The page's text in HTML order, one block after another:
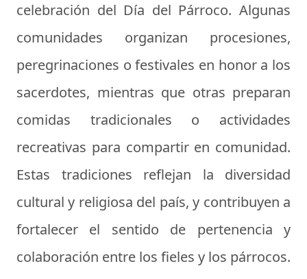
celebración del Día del Párroco. Algunas
comunidades organizan procesiones,
peregrinaciones o festivales en honor a los
sacerdotes, mientras que otras preparan
comidas tradicionales o actividades
recreativas para compartir en comunidad.
Estas tradiciones reflejan la diversidad
cultural y religiosa del país, y contribuyen a
fortalecer el sentido de pertenencia y
colaboración entre los fieles y los párrocos.